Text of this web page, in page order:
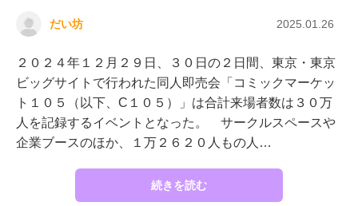
だい坊 2025.01.26
２０２４年１２月２９日、３０日の２日間、東京・東京
ビッグサイトで行われた同人即売会「コミックマーケッ
ト１０５（以下、C１０５）」は合計来場者数は３０万
人を記録するイベントとなった。 サークルスペースや
企業ブースのほか、１万２６２０人もの人…
続きを読む